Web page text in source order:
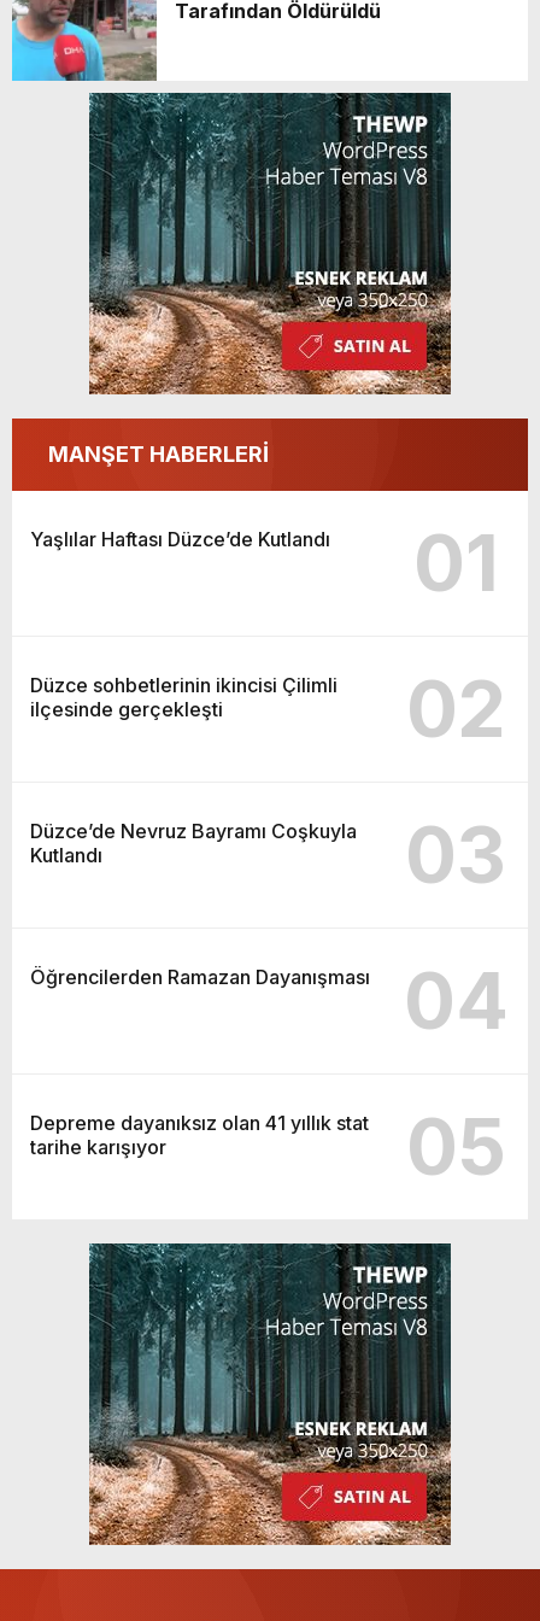
Tarafından Öldürüldü
MANŞET HABERLERİ
Yaşlılar Haftası Düzce’de Kutlandı 01
Düzce sohbetlerinin ikincisi Çilimli
ilçesinde gerçekleşti
02
Düzce’de Nevruz Bayramı Coşkuyla
Kutlandı
03
Öğrencilerden Ramazan Dayanışması 04
Depreme dayanıksız olan 41 yıllık stat
tarihe karışıyor
05